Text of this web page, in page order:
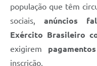
população que têm
sociais, anúncios
Exército Brasileiro
exigirem
inscrição.